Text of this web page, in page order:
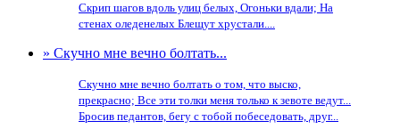
Скрип шагов вдоль улиц белых, Огоньки вдали; На
стенах оледенелых Блещут хрустали....
» Скучно мне вечно болтать...
Скучно мне вечно болтать о том, что выско,
прекрасно; Все эти толки меня только к зевоте ведут...
Бросив педантов, бегу с тобой побеседовать, друг...